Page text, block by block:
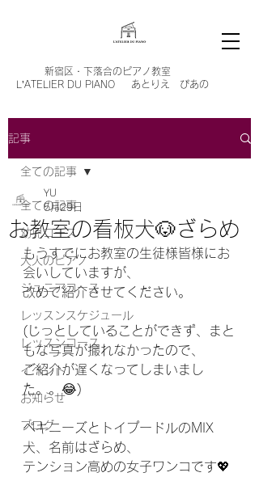
新宿区・ 下落合のピアノ教室
L’ATELIER DU PIANO あとりえ ぴあの
記事
全ての記事
幼児コース
大人のピアノ
ジュニアコース
レッスンスケジュール
レッスンコース
イベント
お知らせ
ブログ
全ての記事
お教室の看板犬🐶ざらめ
YU
5月29日
もうすでにお教室の生徒様皆様にお
会いしていますが、
改めて紹介させてください。
(じっとしていることができず、まと
もな写真が撮れなかったので、
ご紹介が遅くなってしまいまし
た。。😂)
ペキニーズとトイプードルのMIX
犬、名前はざらめ、
テンション高めの女子ワンコです💖